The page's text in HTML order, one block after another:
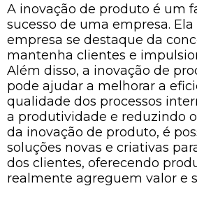
A inovação de produto é um
sucesso de uma empresa.
empresa se destaque da
mantenha clientes e
Além disso, a inovação de
pode ajudar a melhorar a
qualidade dos processos
a produtividade e reduzindo
da inovação de produto, é
soluções novas e criativas
dos clientes, oferecendo
realmente agreguem valor e